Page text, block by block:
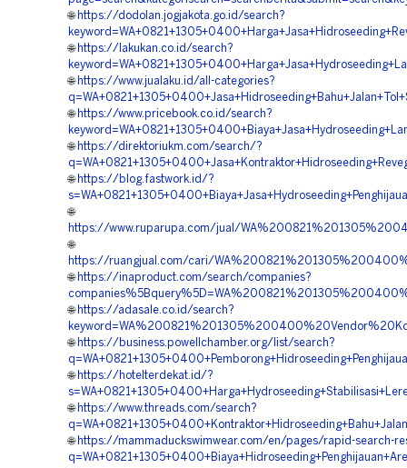
🌐 https://dodolan.jogjakota.go.id/search?
🌐 https://lakukan.co.id/search?
🌐 https://www.jualaku.id/all-categories?
🌐 https://www.pricebook.co.id/search?
🌐 https://direktoriukm.com/search/?
🌐 https://blog.fastwork.id/?
🌐
https://www.ruparupa.com/jual/
🌐
https://ruangjual.com/cari/
🌐 https://inaproduct.com/search/companies?
🌐 https://adasale.co.id/search?
🌐 https://business.powellchamber.org/list/search?
🌐 https://hotelterdekat.id/?
🌐 https://www.threads.com/search?
🌐 https://mammaduckswimwear.com/en/pages/rapid-search-